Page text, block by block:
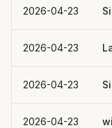
2026-04-23
2026-04-23
2026-04-23
2026-04-23